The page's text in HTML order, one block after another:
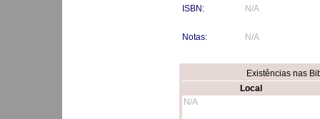
ISBN:
N/A
Notas: N/A
Existências nas
Local
N/A